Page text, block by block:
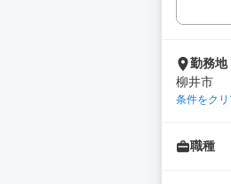
勤務地
柳井市
条件をクリ
職種